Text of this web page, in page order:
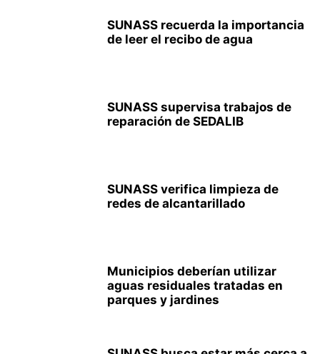
SUNASS recuerda la importancia
de leer el recibo de agua
SUNASS supervisa trabajos de
reparación de SEDALIB
SUNASS verifica limpieza de
redes de alcantarillado
Municipios deberían utilizar
aguas residuales tratadas en
parques y jardines